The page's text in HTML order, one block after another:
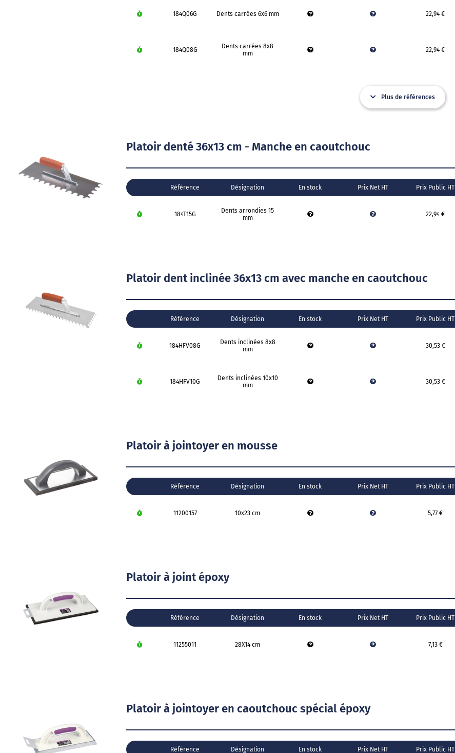
184Q06G Dents carrées 6x6 mm 22,94 €
184Q08G
Dents carrées 8x8
mm
22,94 €
Plus de références
Platoir denté 36x13 cm - Manche en caoutchouc
Référence Désignation En stock Prix Net HT Prix Public HT
184T15G
Dents arrondies 15
mm
22,94 €
Platoir dent inclinée 36x13 cm avec manche en caoutchouc
Référence Désignation En stock Prix Net HT Prix Public HT
184HFV08G
Dents inclinées 8x8
mm
30,53 €
184HFV10G
Dents inclinées 10x10
mm
30,53 €
Platoir à jointoyer en mousse
Référence Désignation En stock Prix Net HT Prix Public HT
11200157 10x23 cm 5,77 €
Platoir à joint époxy
Référence Désignation En stock Prix Net HT Prix Public HT
11255011 28X14 cm 7,13 €
Platoir à jointoyer en caoutchouc spécial époxy
Référence Désignation En stock Prix Net HT Prix Public HT